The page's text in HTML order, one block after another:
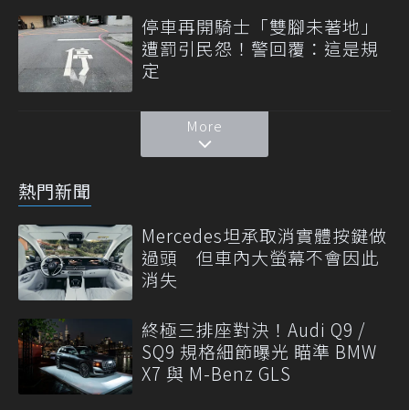
停車再開騎士「雙腳未著地」
遭罰引民怨！警回覆：這是規
定
More
熱門新聞
Mercedes坦承取消實體按鍵做
過頭 但車內大螢幕不會因此
消失
終極三排座對決！Audi Q9 /
SQ9 規格細節曝光 瞄準 BMW
X7 與 M-Benz GLS